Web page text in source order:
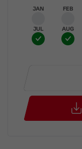
JAN FEB
JUL AUG